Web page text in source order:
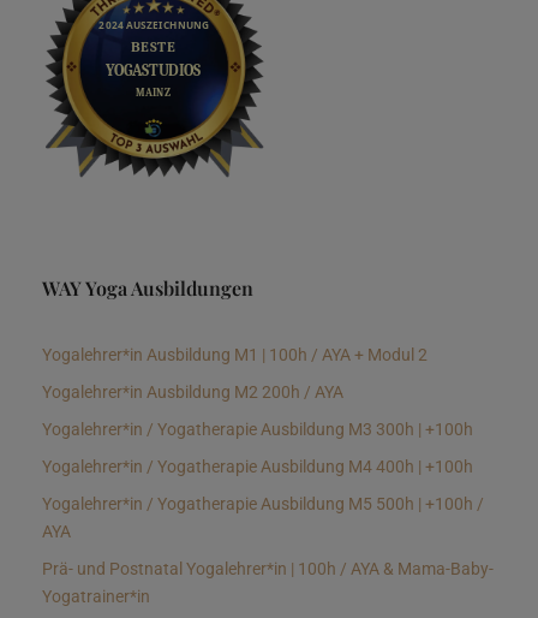
WAY Yoga Ausbildungen
Yogalehrer*in Ausbildung M1 | 100h / AYA + Modul 2
Yogalehrer*in Ausbildung M2 200h / AYA
Yogalehrer*in / Yogatherapie Ausbildung M3 300h | +100h
Yogalehrer*in / Yogatherapie Ausbildung M4 400h | +100h
Yogalehrer*in / Yogatherapie Ausbildung M5 500h | +100h /
AYA
Prä- und Postnatal Yogalehrer*in | 100h / AYA & Mama-Baby-
Yogatrainer*in